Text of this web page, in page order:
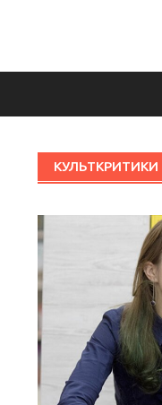
КУЛЬТКРИТИКИ